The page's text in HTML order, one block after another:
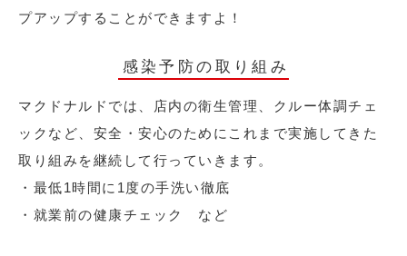
プアップすることができますよ！
感染予防の取り組み
マクドナルドでは、店内の衛生管理、クルー体調チェ
ックなど、安全・安心のためにこれまで実施してきた
取り組みを継続して行っていきます。
・最低1時間に1度の手洗い徹底
・就業前の健康チェック など